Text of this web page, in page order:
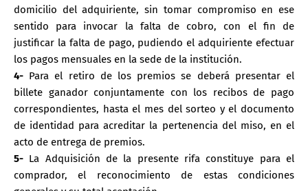
domicilio del adquiriente, sin tomar compromiso en ese
sentido para invocar la falta de cobro, con el fin de
justificar la falta de pago, pudiendo el adquiriente efectuar
los pagos mensuales en la sede de la institución.
4- Para el retiro de los premios se deberá presentar el
billete ganador conjuntamente con los recibos de pago
correspondientes, hasta el mes del sorteo y el documento
de identidad para acreditar la pertenencia del miso, en el
acto de entrega de premios.
5- La Adquisición de la presente rifa constituye para el
comprador, el reconocimiento de estas condiciones